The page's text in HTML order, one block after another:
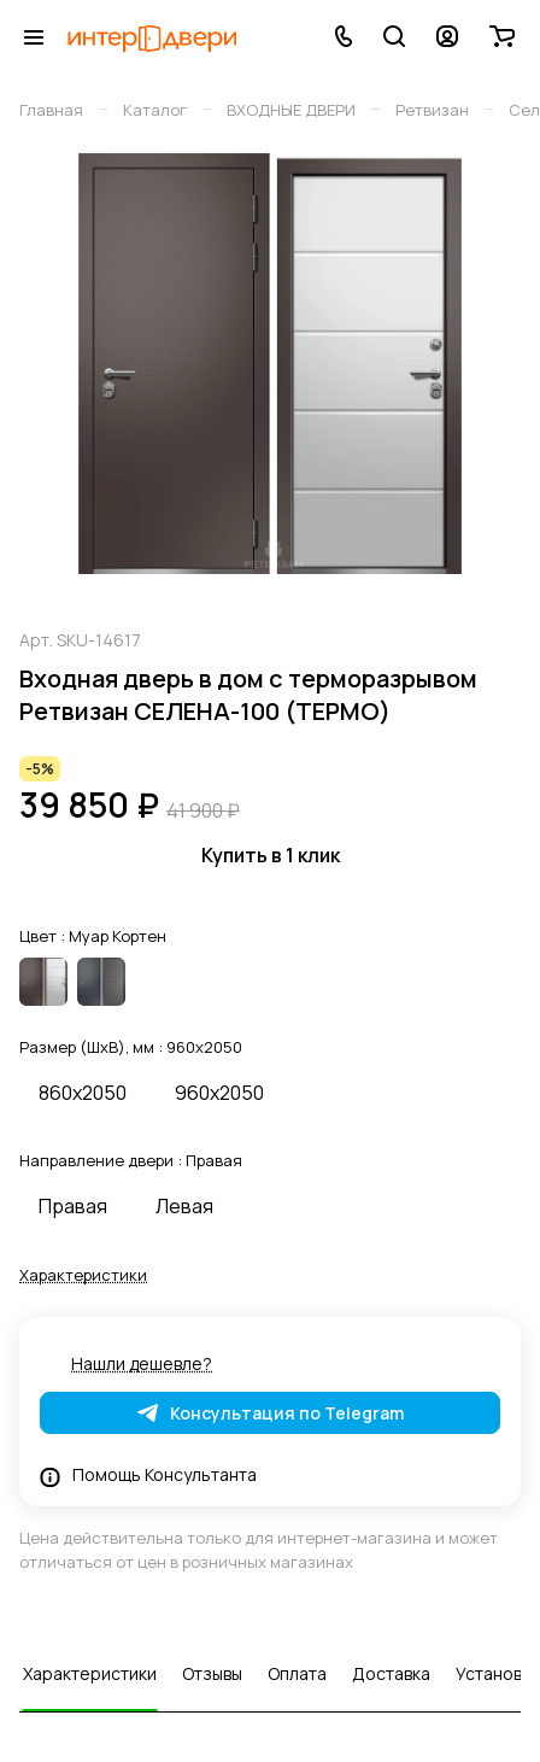
Главная – Каталог – ВХОДНЫЕ ДВЕРИ – Ретвизан –
Арт. SKU-14617
Входная дверь в дом с терморазрывом
Ретвизан СЕЛЕНА-100 (TEРMO)
-5%
39 850 ₽ 41 900 ₽
Купить в 1 клик
Цвет : Муар Кортен
Размер (ШхВ), мм : 960x2050
860x2050 960x2050
Направление двери : Правая
Правая Левая
Характеристики
Нашли дешевле?
Консультация по Telegram
Помощь Консультанта
Цена действительна только для интернет-магазина и может
отличаться от цен в розничных магазинах
Характеристики Отзывы Оплата Доставка Установка